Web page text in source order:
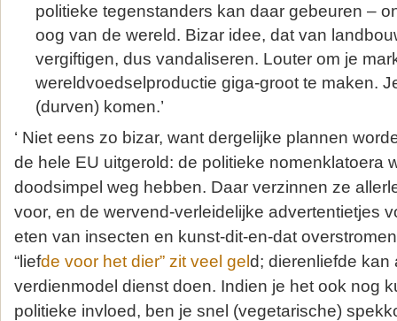
politieke tegenstanders kan daar gebeuren –
oog van de wereld. Bizar idee, dat van
vergiftigen, dus vandaliseren. Louter om je
wereldvoedselproductie giga-groot te maken.
(durven) komen.’
‘ Niet eens zo bizar, want dergelijke plannen
de hele EU uitgerold: de politieke nomenklatoera
doodsimpel weg hebben. Daar verzinnen ze
voor, en de wervend-verleidelijke advertentietjes
eten van insecten en kunst-dit-en-dat
“liefde voor het dier” zit veel gel d; dierenliefde kan
verdienmodel dienst doen. Indien je het ook nog
politieke invloed, ben je snel (vegetarische)